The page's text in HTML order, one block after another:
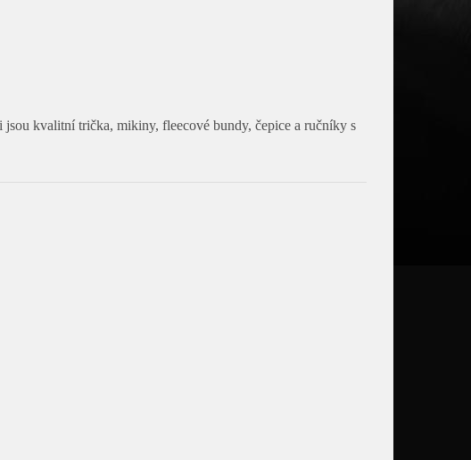
kvalitní trička, mikiny, fleecové bundy, čepice a ručníky s